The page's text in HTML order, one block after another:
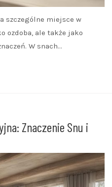
szczególne miejsce w
ozdoba, ale także jako
W snach…
Znaczenie Snu i